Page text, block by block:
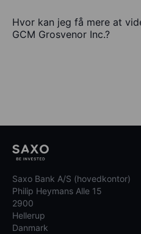
Hvor kan jeg få mere at
GCM Grosvenor Inc.?
Saxo Bank A/S (hovedkontor)
Philip Heymans Alle 15
2900
Hellerup
Danmark